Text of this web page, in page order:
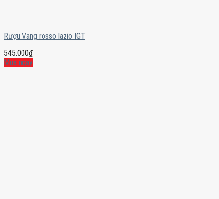
Rượu Vang rosso lazio IGT
545.000₫
Mua ngay